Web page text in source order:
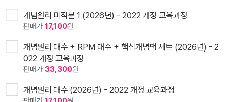
개념원리 미적분 1 (2026년) - 2022 개정 교육과정
판매가 17,100원
개념원리 대수 + RPM 대수 + 핵심개념팩 세트 (2026년) - 2
022 개정 교육과정
판매가 33,300원
개념원리 대수 (2026년) - 2022 개정 교육과정